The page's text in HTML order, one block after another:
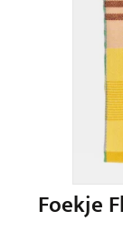
Foekje